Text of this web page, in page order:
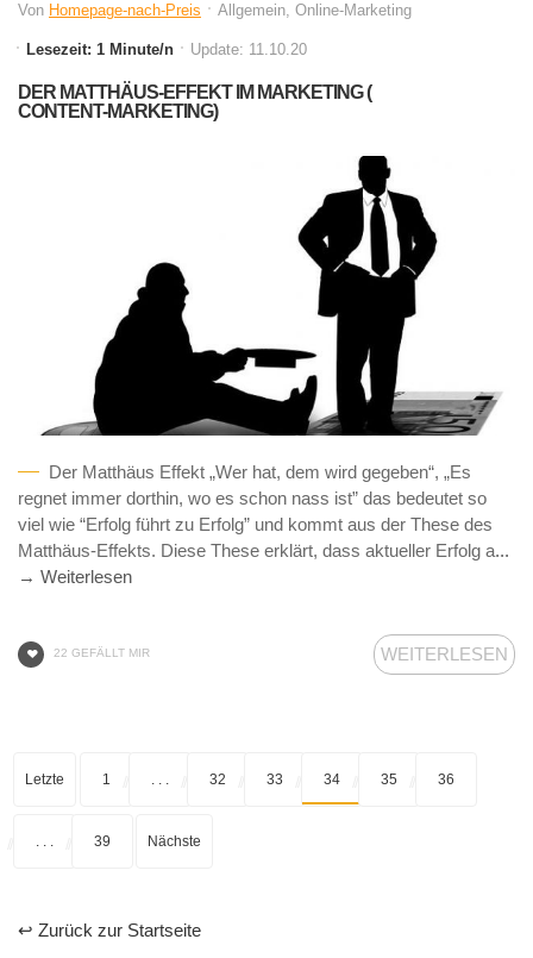
Von Homepage-nach-Preis Allgemein, Online-Marketing
Lesezeit: 1 Minute/n Update: 11.10.20
DER MATTHÄUS-EFFEKT IM MARKETING (
CONTENT-MARKETING)
Der Matthäus Effekt „Wer hat, dem wird gegeben“, „Es
regnet immer dorthin, wo es schon nass ist” das bedeutet so
viel wie “Erfolg führt zu Erfolg” und kommt aus der These des
Matthäus-Effekts. Diese These erklärt, dass aktueller Erfolg a...
→ Weiterlesen
22 GEFÄLLT MIR WEITERLESEN
Letzte 1 . . . 32 33 34 35 36
. . . 39 Nächste
↩ Zurück zur Startseite